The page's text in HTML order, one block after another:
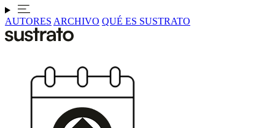
AUTORES ARCHIVO QUÉ ES SUSTRATO